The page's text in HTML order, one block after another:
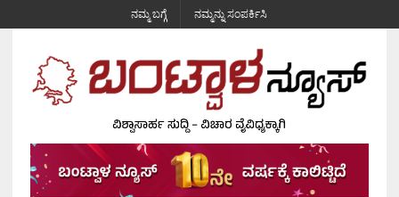
ನಮ್ಮ ಬಗ್ಗೆ ನಮ್ಮನ್ನು ಸಂಪರ್ಕಿಸಿ